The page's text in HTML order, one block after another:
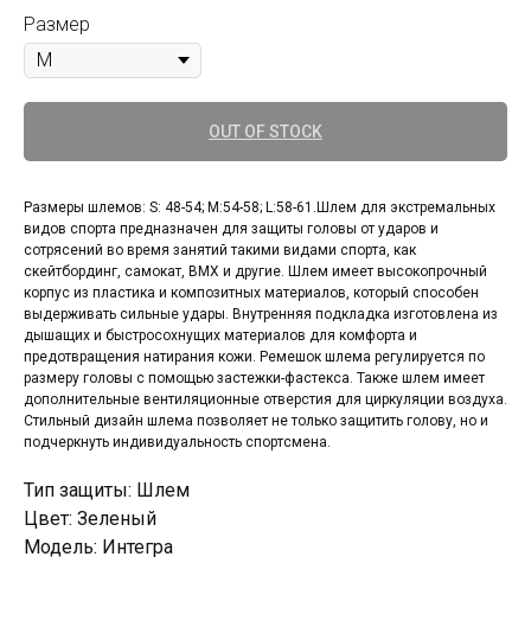
Размер
OUT OF STOCK
Размеры шлемов: S: 48-54; M:54-58; L:58-61.Шлем для экстремальных
видов спорта предназначен для защиты головы от ударов и
сотрясений во время занятий такими видами спорта, как
скейтбординг, самокат, BMX и другие. Шлем имеет высокопрочный
корпус из пластика и композитных материалов, который способен
выдерживать сильные удары. Внутренняя подкладка изготовлена из
дышащих и быстросохнущих материалов для комфорта и
предотвращения натирания кожи. Ремешок шлема регулируется по
размеру головы с помощью застежки-фастекса. Также шлем имеет
дополнительные вентиляционные отверстия для циркуляции воздуха.
Стильный дизайн шлема позволяет не только защитить голову, но и
подчеркнуть индивидуальность спортсмена.
Тип защиты: Шлем
Цвет: Зеленый
Модель: Интегра